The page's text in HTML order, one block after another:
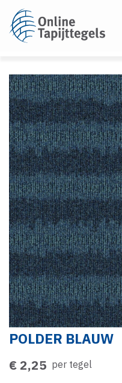
POLDER BLAUW
€ 2,25 per tegel